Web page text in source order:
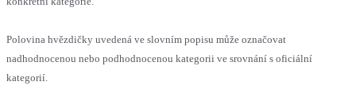
Polovina hvězdičky uvedená ve slovním popisu může označovat
nadhodnocenou nebo podhodnocenou kategorii ve srovnání s oficiální
kategorií.